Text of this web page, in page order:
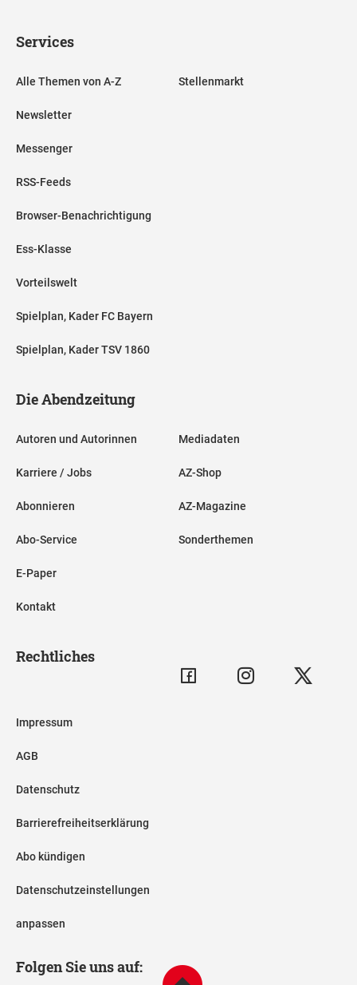
Services
Alle Themen von A-Z
Newsletter
Messenger
RSS-Feeds
Browser-Benachrichtigung
Ess-Klasse
Vorteilswelt
Spielplan, Kader FC Bayern
Spielplan, Kader TSV 1860
Stellenmarkt
Die Abendzeitung
Autoren und Autorinnen
Karriere / Jobs
Abonnieren
Abo-Service
E-Paper
Kontakt
Mediadaten
AZ-Shop
AZ-Magazine
Sonderthemen
Rechtliches
Impressum
AGB
Datenschutz
Barrierefreiheitserklärung
Abo kündigen
Datenschutzeinstellungen
anpassen
Folgen Sie uns auf: